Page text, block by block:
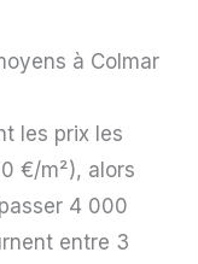
à Colmar
les prix les
€/m²), alors
4 000
entre 3